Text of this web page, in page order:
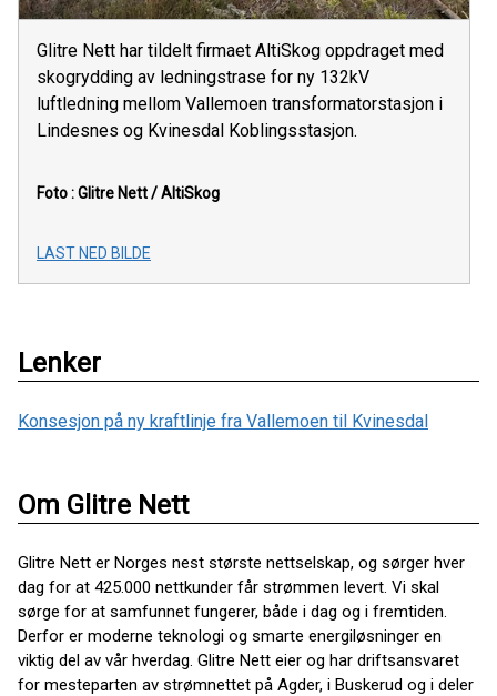
Glitre Nett har tildelt firmaet AltiSkog oppdraget med
skogrydding av ledningstrase for ny 132kV
luftledning mellom Vallemoen transformatorstasjon i
Lindesnes og Kvinesdal Koblingsstasjon.
Foto : Glitre Nett / AltiSkog
LAST NED BILDE
Lenker
Konsesjon på ny kraftlinje fra Vallemoen til Kvinesdal
Om Glitre Nett
Glitre Nett er Norges nest største nettselskap, og sørger hver
dag for at 425.000 nettkunder får strømmen levert. Vi skal
sørge for at samfunnet fungerer, både i dag og i fremtiden.
Derfor er moderne teknologi og smarte energiløsninger en
viktig del av vår hverdag. Glitre Nett eier og har driftsansvaret
for mesteparten av strømnettet på Agder, i Buskerud og i deler